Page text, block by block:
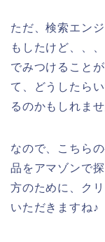
ただ、検索エン
もしたけど、、
でみつけること
て、どうしたら
るのかもしれませ
なので、こちら
品をアマゾンで
方のために、ク
いただきますね♪